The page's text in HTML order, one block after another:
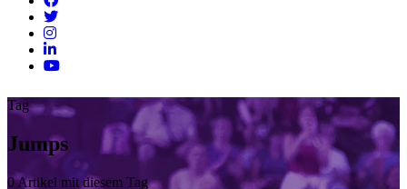
Tag
Jumps
0 Artikel mit diesem Tag